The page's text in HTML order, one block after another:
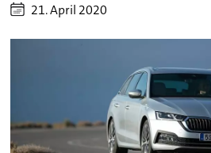
21. April 2020